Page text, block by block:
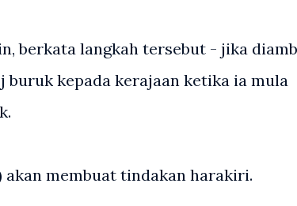
berkata langkah tersebut - jika
kepada kerajaan ketika ia mula
akan membuat tindakan harakiri.